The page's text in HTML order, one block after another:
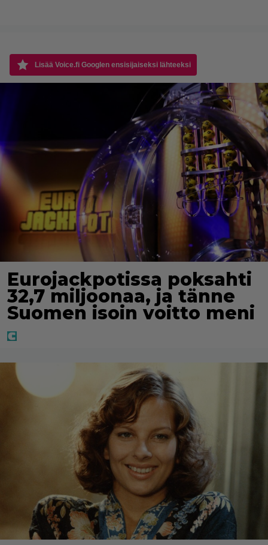
Lisää Voice.fi Googlen ensisijaiseksi lähteeksi
Eurojackpotissa poksahti
32,7 miljoonaa, ja tänne
Suomen isoin voitto meni